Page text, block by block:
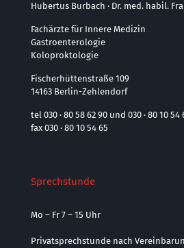
Hubertus Burbach · Dr. med. habil.
Fachärzte für Innere Medizin
Gastroenterologie
Koloproktologie
Fischerhüttenstraße 109
14163 Berlin-Zehlendorf
tel 030 · 80 58 62 90 und 030 · 80 10 54
fax 030 · 80 10 54 65
Sprechstunde
Mo – Fr 7 – 15 Uhr
Privatsprechstunde nach